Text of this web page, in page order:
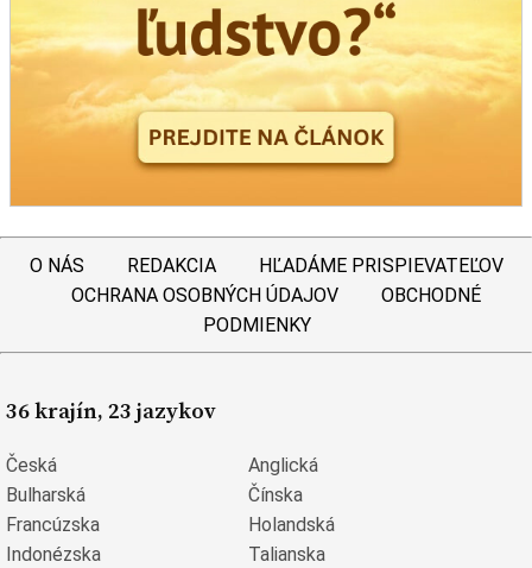
O NÁS REDAKCIA
HĽADÁME PRISPIEVATEĽOV
OCHRANA OSOBNÝCH ÚDAJOV
OBCHODNÉ
PODMIENKY
36 krajín, 23 jazykov
Česká
Anglická
Bulharská
Čínska
Francúzska
Holandská
Indonézska
Talianska